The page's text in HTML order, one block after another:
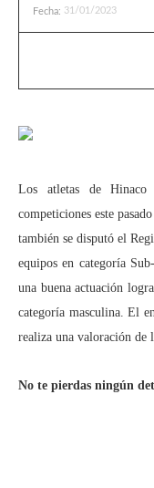
Fecha: 31/01/2023
Los atletas de Hinaco
competiciones este
también se disputó el
equipos en categoría
una buena actuación
categoría masculina. El
realiza una valoración de
No te pierdas ningún